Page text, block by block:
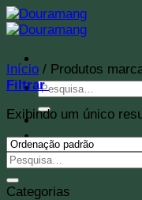
Skip
to
Pesquisar
Contato
Localização
Quem Somos
Início / Produtos
Filtrar
Exibindo um único
Categorias